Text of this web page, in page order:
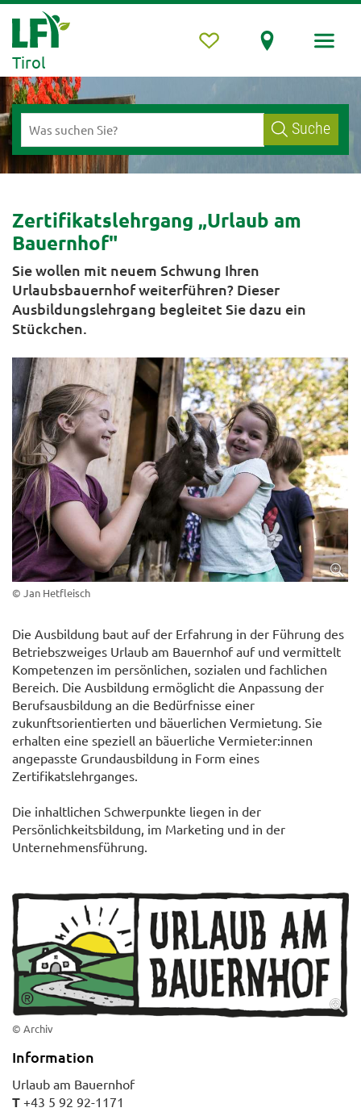
Tirol
Suche
Zertifikatslehrgang „Urlaub am
Bauernhof"
Sie wollen mit neuem Schwung Ihren
Urlaubsbauernhof weiterführen? Dieser
Ausbildungslehrgang begleitet Sie dazu ein
Stückchen.
© Jan Hetfleisch
Die Ausbildung baut auf der Erfahrung in der Führung des
Betriebszweiges Urlaub am Bauernhof auf und vermittelt
Kompetenzen im persönlichen, sozialen und fachlichen
Bereich. Die Ausbildung ermöglicht die Anpassung der
Berufsausbildung an die Bedürfnisse einer
zukunftsorientierten und bäuerlichen Vermietung. Sie
erhalten eine speziell an bäuerliche Vermieter:innen
angepasste Grundausbildung in Form eines
Zertifikatslehrganges.
Die inhaltlichen Schwerpunkte liegen in der
Persönlichkeitsbildung, im Marketing und in der
Unternehmensführung.
© Archiv
Information
Urlaub am Bauernhof
T +43 5 92 92-1171